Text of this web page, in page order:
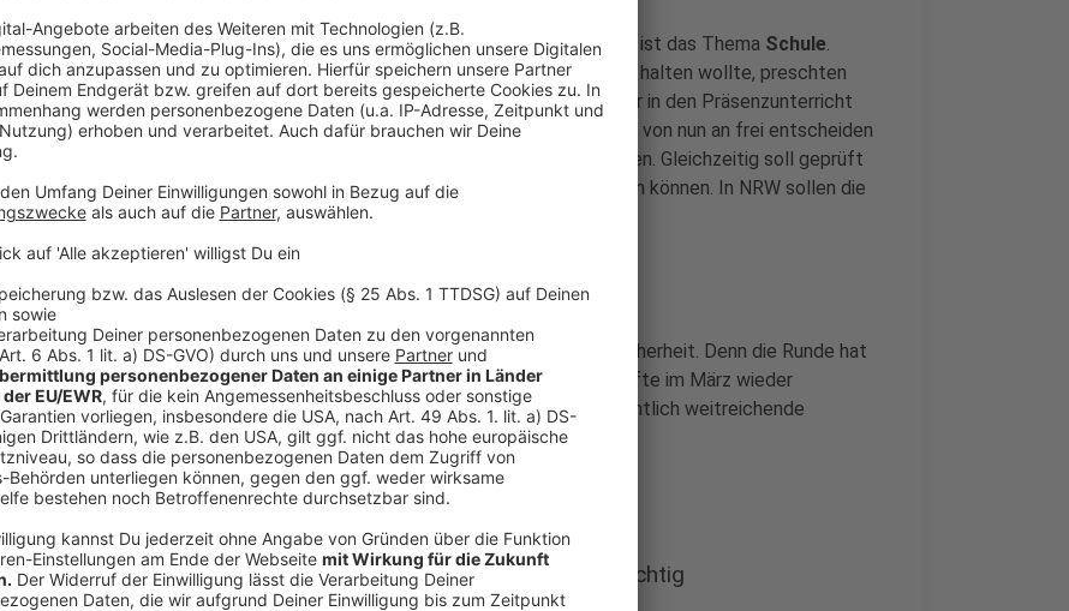
Ein Thema, das besonders viele Menschen seit Monaten bewegt, ist das Thema Schule.
Während das Kanzleramt die Schulen auch weiterhin geschlossen halten wollte, preschten
erste Länder mit Ankündigungen vor, gewisse Schulklassen wieder in den Präsenzunterricht
zurückbringen zu wollen. Am Ende steht nun fest, dass die Länder von nun an frei entscheiden
dürfen, wie und wann sie Präsenz- oder Wechselunterricht erlauben. Gleichzeitig soll geprüft
werden, ob Lehrer und Erzieher früher als gedacht geimpft werden können. In NRW sollen die
Grundschulen teilweise schon ab dem 22. Februar öffnen.
Anzeige
Die Einzelhändlererhalten zumindest aber ein wenig Planungssicherheit. Denn die Runde hat
sich darauf geeinigt, dass ab einem Inzidenz-Wert von 35 Geschäfte im März wieder
aufmachen dürfen. Das heißt: Mit dieser Inzidenz treten offensichtlich weitreichende
Lockerungen in Kraft.
Anzeige
Friseure dürfen früher öffnen - Inzidenz von 35 nun wichtig
Anzeige